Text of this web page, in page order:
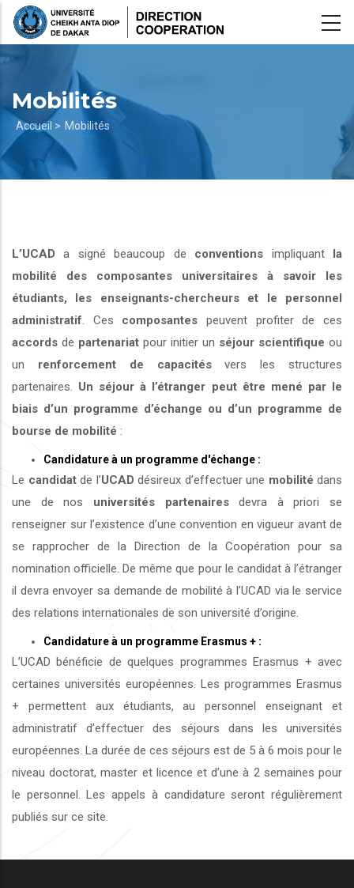
Aller
Mobilités
Fil
d'Ariane
Accueil > Mobilités
L’UCAD a signé beaucoup de conventions impliquant la
mobilité des composantes universitaires à savoir les
étudiants, les enseignants-chercheurs et le personnel
administratif . Ces composantes peuvent profiter de ces
accords de partenariat pour initier un séjour scientifique ou
un renforcement de capacitésvers les structures
partenaires. Un séjour à l’étranger peut être mené par le
biais d’un programme d’échange ou d’un programme de
bourse de mobilité :
Candidature à un programme d'échange :
Le candidatde l’UCAD désireux d’effectuer une mobilité dans
une de nos universités partenairesdevra à priori se
renseigner sur l’existence d’une convention en vigueur avant de
se rapprocher de la Direction de la Coopération pour sa
nomination officielle. De même que pour le candidat à l’étranger
il devra envoyer sa demande de mobilité à l’UCAD via le service
des relations internationales de son université d’origine.
Candidature à un programme Erasmus + :
L’UCAD bénéficie de quelques programmes Erasmus + avec
certaines universités européennes. Les programmes Erasmus
+ permettent aux étudiants, au personnel enseignant et
administratif d’effectuer des séjours dans les universités
européennes. La durée de ces séjours est de 5 à 6 mois pour le
niveau doctorat, master et licence et d’une à 2 semaines pour
le personnel. Les appels à candidature seront régulièrement
publiés sur ce site.